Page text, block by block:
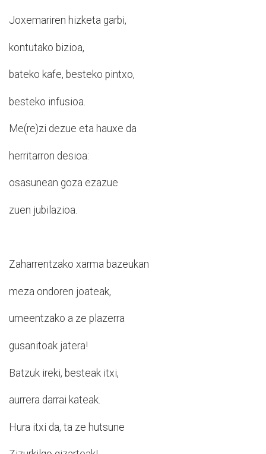
Joxemariren hizketa garbi,
kontutako bizioa,
bateko kafe, besteko pintxo,
besteko infusioa.
Me(re)zi dezue eta hauxe da
herritarron desioa:
osasunean goza ezazue
zuen jubilazioa.
Zaharrentzako xarma bazeukan
meza ondoren joateak,
umeentzako a ze plazerra
gusanitoak jatera!
Batzuk ireki, besteak itxi,
aurrera darrai kateak.
Hura itxi da, ta ze hutsune